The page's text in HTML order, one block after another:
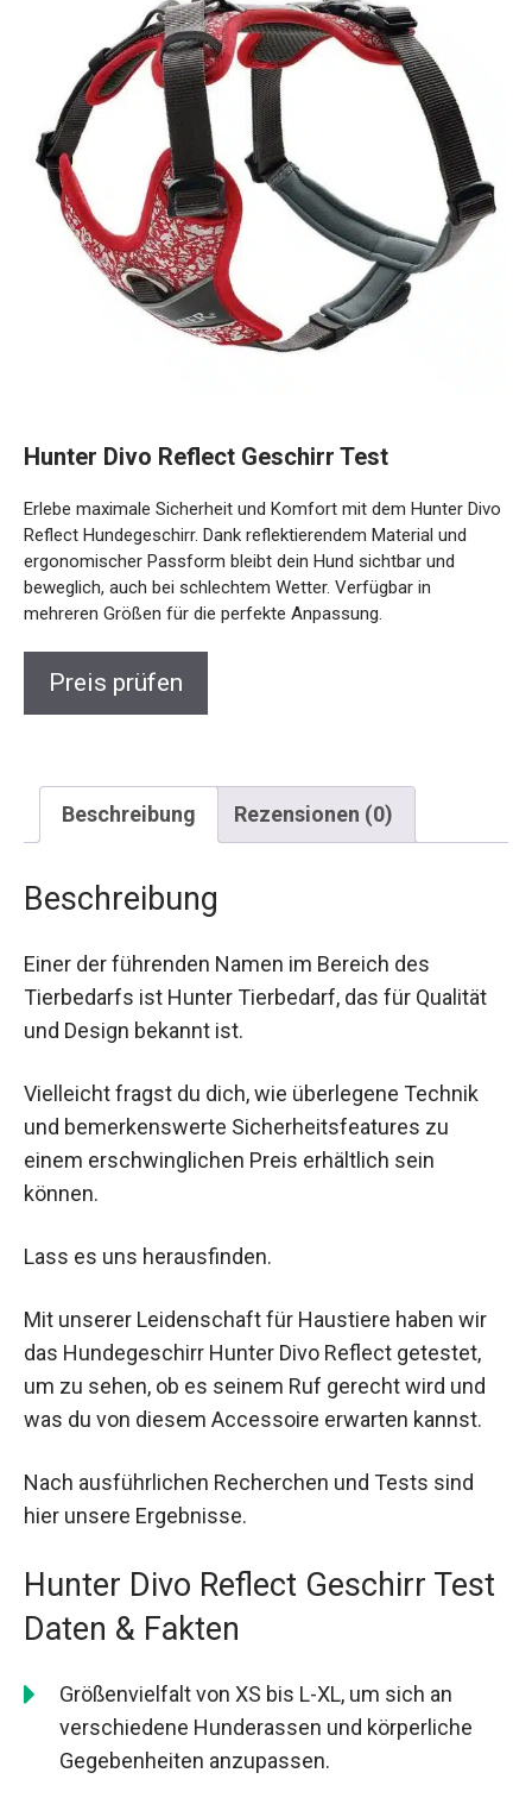
Hunter Divo Reflect Geschirr Test
Erlebe maximale Sicherheit und Komfort mit dem Hunter Divo
Reflect Hundegeschirr. Dank reflektierendem Material und
ergonomischer Passform bleibt dein Hund sichtbar und
beweglich, auch bei schlechtem Wetter. Verfügbar in
mehreren Größen für die perfekte Anpassung.
Preis prüfen
Beschreibung Rezensionen (0)
Beschreibung
Einer der führenden Namen im Bereich des
Tierbedarfs ist Hunter Tierbedarf, das für Qualität
und Design bekannt ist.
Vielleicht fragst du dich, wie überlegene Technik
und bemerkenswerte Sicherheitsfeatures zu
einem erschwinglichen Preis erhältlich sein
können.
Lass es uns herausfinden.
Mit unserer Leidenschaft für Haustiere haben wir
das Hundegeschirr Hunter Divo Reflect getestet,
um zu sehen, ob es seinem Ruf gerecht wird und
was du von diesem Accessoire erwarten kannst.
Nach ausführlichen Recherchen und Tests sind
hier unsere Ergebnisse.
Hunter Divo Reflect Geschirr Test
Daten & Fakten
Größenvielfalt von XS bis L-XL, um sich an
verschiedene Hunderassen und körperliche
Gegebenheiten anzupassen.